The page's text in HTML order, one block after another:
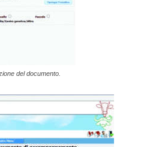
del documento.